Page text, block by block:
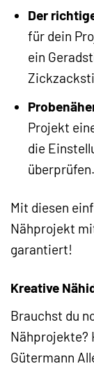
Der
für dein
ein
Projekt
die
überprüfen.
Mit diesen
Nähprojekt
garantiert!
Kreative
Brauchst du
Nähprojekte?
Gütermann